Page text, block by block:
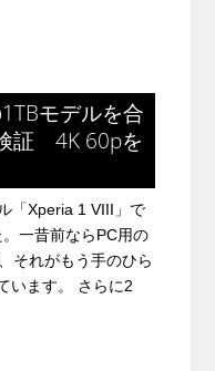
モデルを合
証 4K 60pを
「Xperia 1 VIII」で
一昔前ならPC用の
それがもう手のひら
います。 さらに2